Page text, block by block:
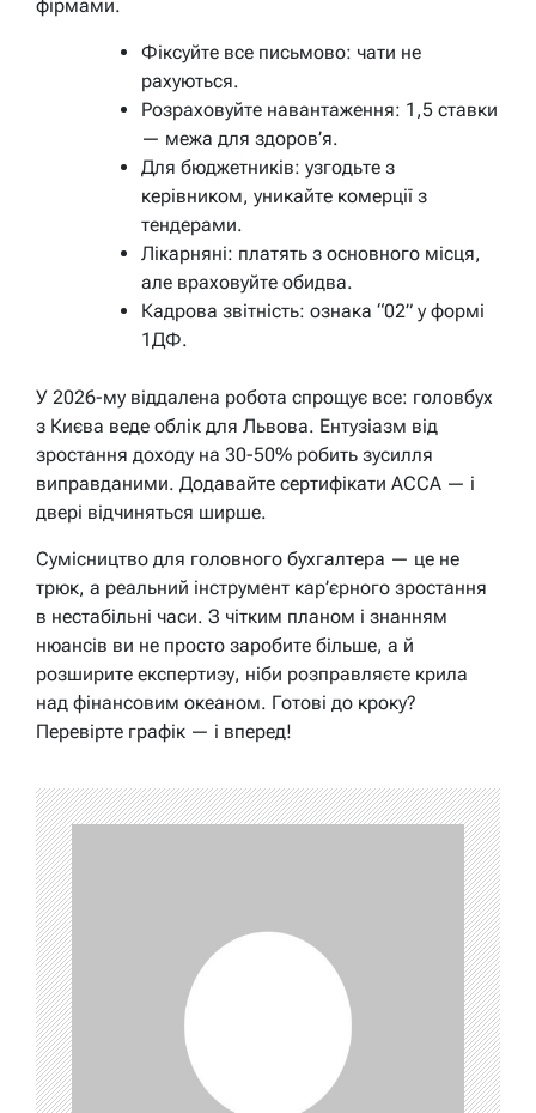
фірмами.
Фіксуйте все письмово: чати не
рахуються.
Розраховуйте навантаження: 1,5 ставки
— межа для здоров’я.
Для бюджетників: узгодьте з
керівником, уникайте комерції з
тендерами.
Лікарняні: платять з основного місця,
але враховуйте обидва.
Кадрова звітність: ознака “02” у формі
1ДФ.
У 2026-му віддалена робота спрощує все: головбух
з Києва веде облік для Львова. Ентузіазм від
зростання доходу на 30-50% робить зусилля
виправданими. Додавайте сертифікати ACCA — і
двері відчиняться ширше.
Сумісництво для головного бухгалтера — це не
трюк, а реальний інструмент кар’єрного зростання
в нестабільні часи. З чітким планом і знанням
нюансів ви не просто заробите більше, а й
розширите експертизу, ніби розправляєте крила
над фінансовим океаном. Готові до кроку?
Перевірте графік — і вперед!